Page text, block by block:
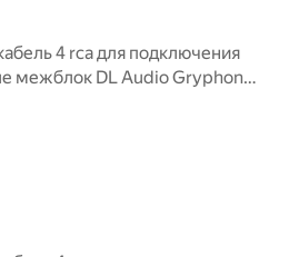
4 rca для подключения
межблок DL Audio Gryphon